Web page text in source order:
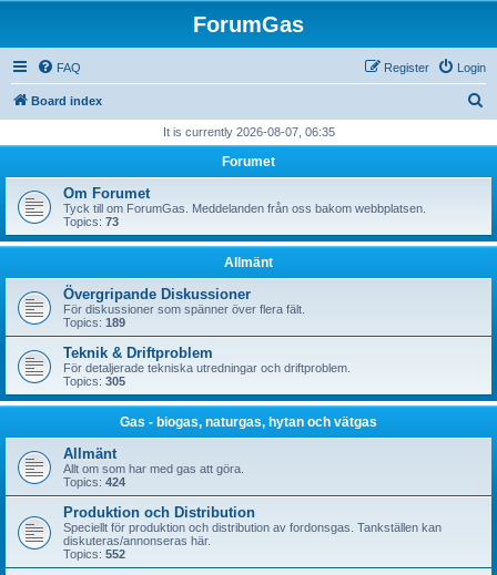
ForumGas
FAQ Login
Register
Board index
r
h
It is currently 2026-08-07, 06:35
Forumet
Om Forumet
Tyck till om ForumGas. Meddelanden från oss bakom webbplatsen.
Topics: 73
Allmänt
Övergripande Diskussioner
För diskussioner som spänner över flera fält.
Topics: 189
Teknik & Driftproblem
För detaljerade tekniska utredningar och driftproblem.
Topics: 305
Gas - biogas, naturgas, hytan och vätgas
Allmänt
Allt om som har med gas att göra.
Topics: 424
Produktion och Distribution
Speciellt för produktion och distribution av fordonsgas. Tankställen kan
diskuteras/annonseras här.
Topics: 552